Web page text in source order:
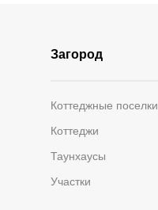
Загород
Коттеджные поселки
Коттеджи
Таунхаусы
Участки